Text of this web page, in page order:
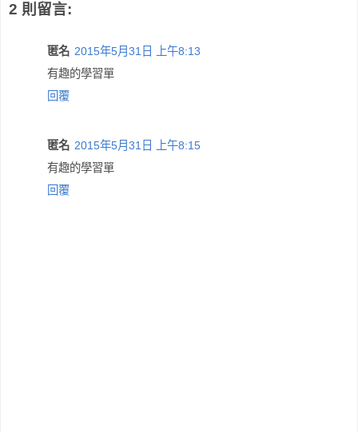
2 則留言:
匿名 2015年5月31日 上午8:13
有趣的學習單
回覆
匿名 2015年5月31日 上午8:15
有趣的學習單
回覆